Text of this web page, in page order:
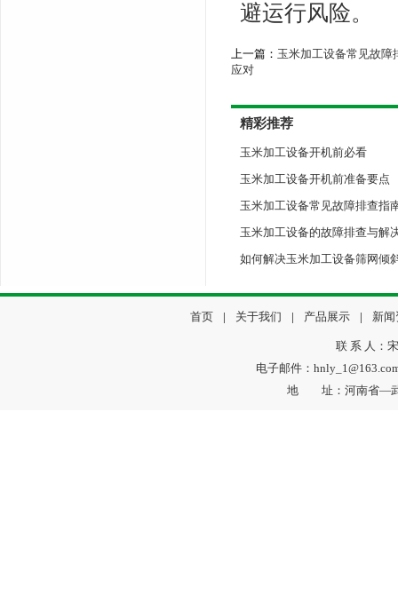
避运行风险。
上一篇： 玉米加工设备常见故障
应对
精彩推荐
玉米加工设备开机前必看
玉米加工设备开机前准备要点
玉米加工设备常见故障排查指
玉米加工设备的故障排查与解
如何解决玉米加工设备筛网倾
首页 | 关于我们 | 产品展示 | 新
联 系 人：
电子邮件：
地 址：河南省—武